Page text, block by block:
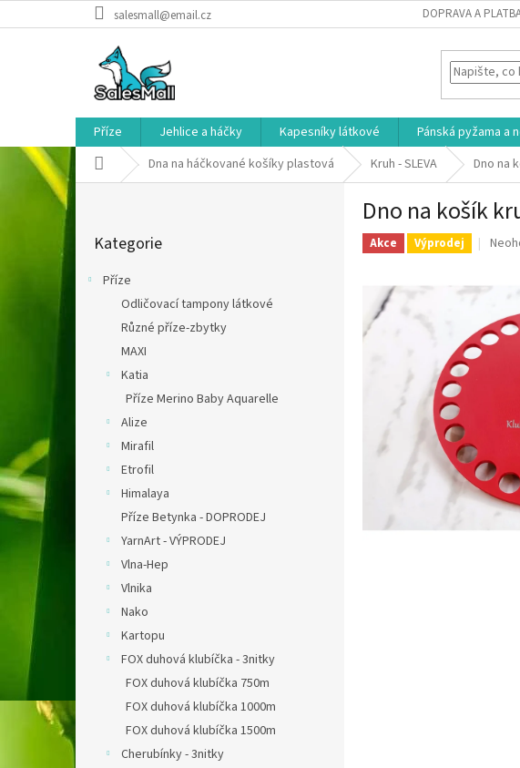
na
salesmall@email.cz DOPRAVA A
Příze Jehlice a háčky Kapesníky látkové Pánská pyžama a
Domů Dna na háčkované košíky plastová Kruh - SLEVA Dno na
kategorie
Kategorie
Příze
Odličovací tampony látkové
Různé příze-zbytky
MAXI
Katia
Příze Merino Baby Aquarelle
Alize
Mirafil
Etrofil
Himalaya
Příze Betynka - DOPRODEJ
YarnArt - VÝPRODEJ
Vlna-Hep
Vlnika
Nako
Kartopu
FOX duhová klubíčka - 3nitky
FOX duhová klubíčka 750m
FOX duhová klubíčka 1000m
FOX duhová klubíčka 1500m
Cherubínky - 3nitky
Dno na košík
Akce Výprodej
je
z
5